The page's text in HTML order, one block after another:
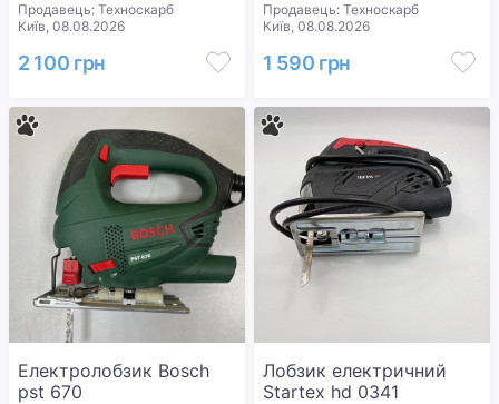
Продавець: Техноскарб
Київ, 08.08.2026
2 100 грн
Продавець: Техноскарб
Київ, 08.08.2026
1 590 грн
Електролобзик Bosch
pst 670
Лобзик електричний
Startex hd 0341